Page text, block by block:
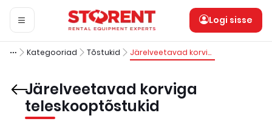
Logi sisse
Kategooriad Tõstukid Järelveetavad korviga teleskooptõstukid
Järelveetavad korviga
teleskooptõstukid